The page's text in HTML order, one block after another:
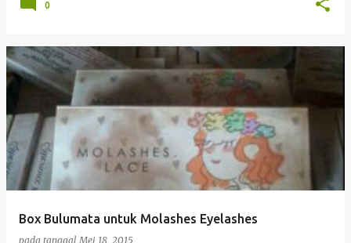
0
Box Bulumata untuk Molashes Eyelashes
pada tanggalMei 18, 2015